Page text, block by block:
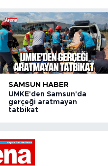
SAMSUN HABER
UMKE'den Samsun'da
gerçeği aratmayan
tatbikat